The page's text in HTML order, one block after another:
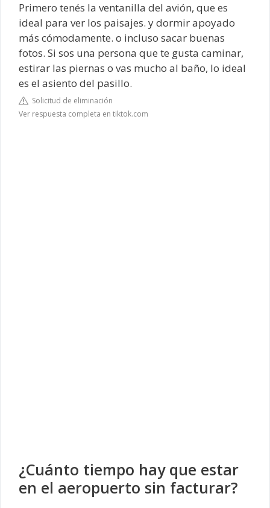
Primero tenés la ventanilla del avión, que es
ideal para ver los paisajes. y dormir apoyado
más cómodamente. o incluso sacar buenas
fotos. Si sos una persona que te gusta caminar,
estirar las piernas o vas mucho al baño, lo ideal
es el asiento del pasillo.
Solicitud de eliminación
Ver respuesta completa en tiktok.com
¿Cuánto tiempo hay que estar
en el aeropuerto sin facturar?